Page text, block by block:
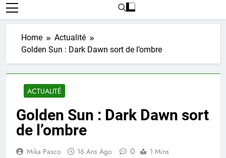
Home
Actualité
Golden Sun : Dark Dawn sort de l’ombre
ACTUALITÉ
Golden Sun : Dark Dawn sort
de l’ombre
Mika Pasco 16 Ans Ago 0 1 Mins